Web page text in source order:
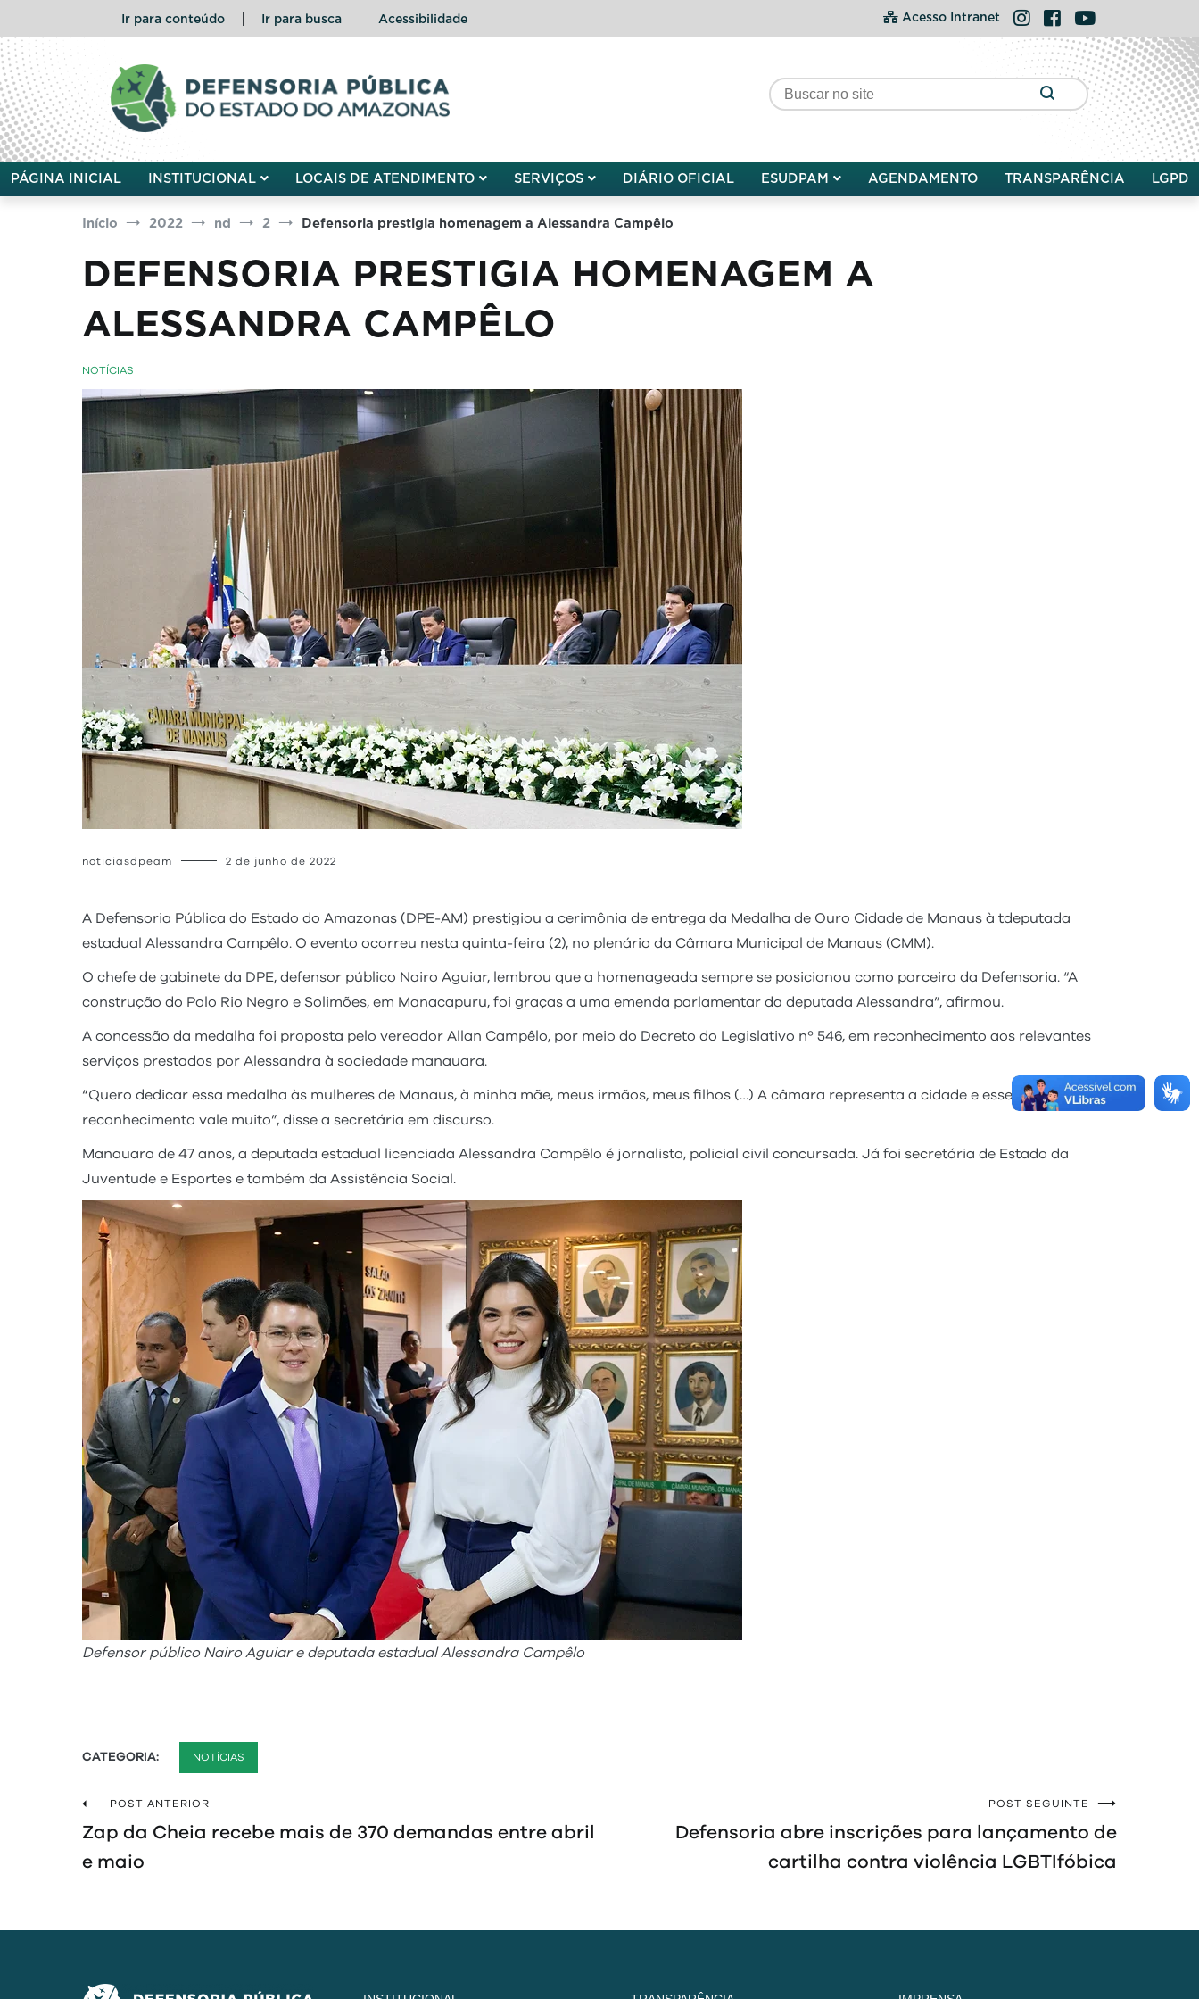
o
conteúdo
Ir para conteúdo Ir para busca Acessibilidade Acesso Intranet Instagram
FacebookYouTube
Defensoria Pública do Estado do Amazonas
PÁGINA INICIAL INSTITUCIONAL LOCAIS DE ATENDIMENTO SERVIÇOS DIÁRIO OFICIAL ESUDPAM AGENDAMENTO TRANSPARÊNCIA LGPD
Início 2022 nd 2 Defensoria prestigia homenagem a Alessandra Campêlo
DEFENSORIA PRESTIGIA HOMENAGEM A
ALESSANDRA CAMPÊLO
NOTÍCIAS
noticiasdpeam 2 de junho de 2022
A Defensoria Pública do Estado do Amazonas (DPE-AM) prestigiou a cerimônia de entrega da Medalha de Ouro Cidade de Manaus à tdeputada
estadual Alessandra Campêlo. O evento ocorreu nesta quinta-feira (2), no plenário da Câmara Municipal de Manaus (CMM).
O chefe de gabinete da DPE, defensor público Nairo Aguiar, lembrou que a homenageada sempre se posicionou como parceira da Defensoria. “A
construção do Polo Rio Negro e Solimões, em Manacapuru, foi graças a uma emenda parlamentar da deputada Alessandra”, afirmou.
A concessão da medalha foi proposta pelo vereador Allan Campêlo, por meio do Decreto do Legislativo nº 546, em reconhecimento aos relevantes
serviços prestados por Alessandra à sociedade manauara.
“Quero dedicar essa medalha às mulheres de Manaus, à minha mãe, meus irmãos, meus filhos (…) A câmara representa a cidade e esse
reconhecimento vale muito”, disse a secretária em discurso.
Manauara de 47 anos, a deputada estadual licenciada Alessandra Campêlo é jornalista, policial civil concursada. Já foi secretária de Estado da
Juventude e Esportes e também da Assistência Social.
Defensor público Nairo Aguiar e deputada estadual Alessandra Campêlo
CATEGORIA: NOTÍCIAS
Navegação
de
POST ANTERIOR
Zap da Cheia recebe mais de 370 demandas entre abril
e maio
POST SEGUINTE
Defensoria abre inscrições para lançamento de
cartilha contra violência LGBTIfóbica